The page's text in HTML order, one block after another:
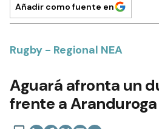
Añadir como fuente en
Rugby - Regional NEA
Aguará afronta un
frente a Aranduroga